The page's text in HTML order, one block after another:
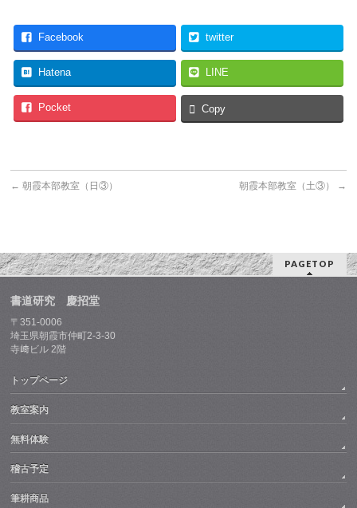
Facebook twitter
Hatena LINE
Pocket Copy
← 朝霞本部教室（日③） 朝霞本部教室（土③） →
PAGETOP
書道研究 慶招堂
〒351-0006
埼玉県朝霞市仲町2-3-30
寺﨑ビル 2階
トップページ
教室案内
無料体験
稽古予定
筆耕商品